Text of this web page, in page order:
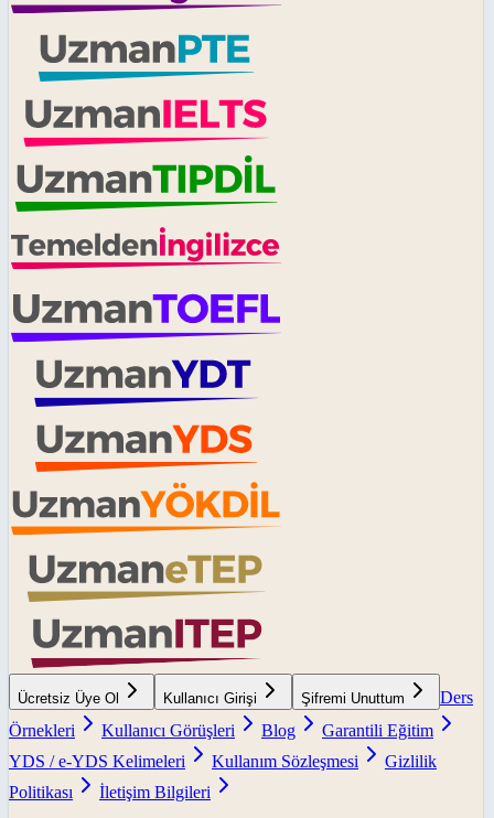
Ücretsiz Üye Ol Kullanıcı Girişi Şifremi Unuttum
Ders
Örnekleri
Kullanıcı Görüşleri Blog
Garantili Eğitim
YDS / e-YDS Kelimeleri
Kullanım Sözleşmesi
Gizlilik
Politikası
İletişim Bilgileri